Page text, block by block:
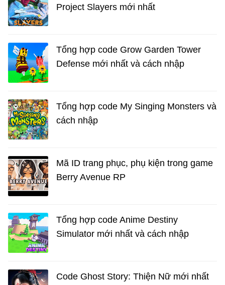
Project Slayers mới nhất
Tổng hợp code Grow Garden Tower
Defense mới nhất và cách nhập
Tổng hợp code My Singing Monsters và
cách nhập
Mã ID trang phục, phụ kiện trong game
Berry Avenue RP
Tổng hợp code Anime Destiny
Simulator mới nhất và cách nhập
Code Ghost Story: Thiện Nữ mới nhất